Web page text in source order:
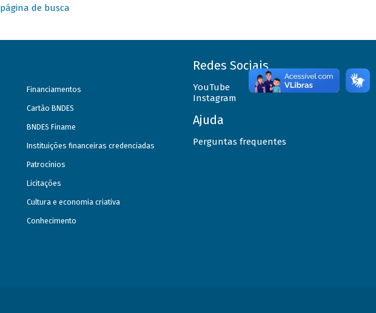
página de busca
Financiamentos
Cartão BNDES
BNDES Finame
Instituições financeiras credenciadas
Patrocínios
Licitações
Cultura e economia criativa
Conhecimento
Redes Sociais
YouTube
Instagram
Ajuda
Perguntas frequentes